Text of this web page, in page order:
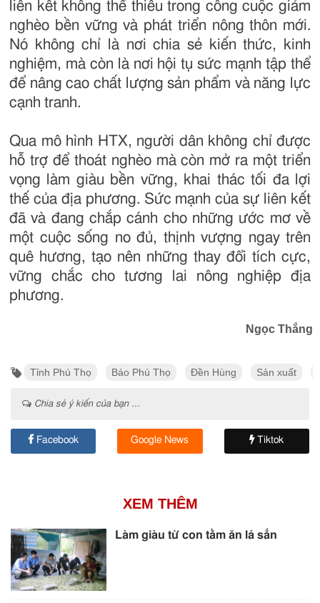
liên kết không thể thiếu trong công cuộc giảm
nghèo bền vững và phát triển nông thôn mới.
Nó không chỉ là nơi chia sẻ kiến thức, kinh
nghiệm, mà còn là nơi hội tụ sức mạnh tập thể
để nâng cao chất lượng sản phẩm và năng lực
cạnh tranh.
Qua mô hình HTX, người dân không chỉ được
hỗ trợ để thoát nghèo mà còn mở ra một triển
vọng làm giàu bền vững, khai thác tối đa lợi
thế của địa phương. Sức mạnh của sự liên kết
đã và đang chắp cánh cho những ước mơ về
một cuộc sống no đủ, thịnh vượng ngay trên
quê hương, tạo nên những thay đổi tích cực,
vững chắc cho tương lai nông nghiệp địa
phương.
Ngọc Thắng
Tỉnh Phú Thọ Báo Phú Thọ Đền Hùng Sản xuất
Chia sẻ ý kiến của bạn ...
Facebook Google News Tiktok
XEM THÊM
Làm giàu từ con tằm ăn lá sắn